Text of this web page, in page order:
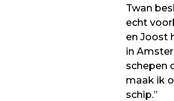
Twan
echt
en Joost
in
schepen
maak ik
schip.”